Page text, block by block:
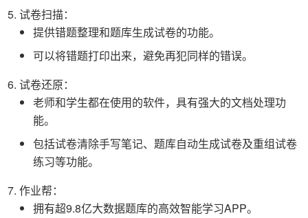
试卷扫描：
提供错题整理和题库生成试卷的功能。
可以将错题打印出来，避免再犯同样的错误。
试卷还原：
老师和学生都在使用的软件，具有强大的文档处理功
能。
包括试卷清除手写笔记、题库自动生成试卷及重组试卷
练习等功能。
作业帮：
拥有超9.8亿大数据题库的高效智能学习APP。